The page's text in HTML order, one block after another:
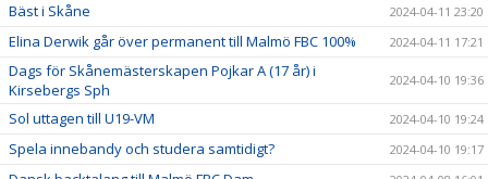
Bäst i Skåne 2024-04-11 23:20
Elina Derwik går över permanent till Malmö FBC 100% 2024-04-11 17:21
Dags för Skånemästerskapen Pojkar A (17 år) i
Kirsebergs Sph
2024-04-10 19:36
Sol uttagen till U19-VM 2024-04-10 19:24
Spela innebandy och studera samtidigt? 2024-04-10 19:17